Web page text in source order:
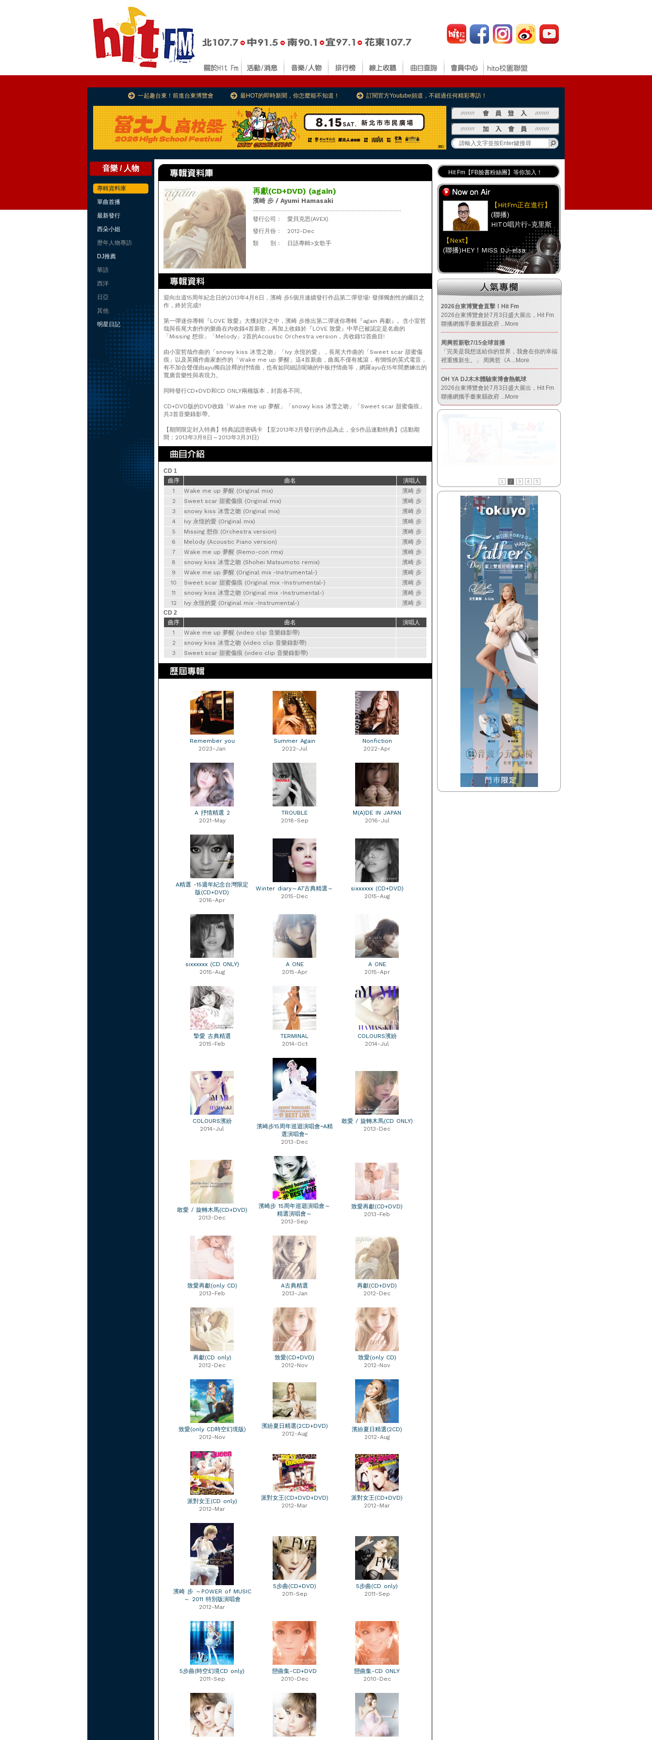
一起趣台東！前進台東博覽會 最HOT的即時新聞，你怎麼能不知道！ 訂閱官方Youtube頻道，不錯過任何精彩專訪！
音樂 / 人物
專輯資料庫
單曲首播
最新發行
西朵小姐
歷年人物專訪
DJ推薦
華語
西洋
日亞
其他
明星日記
再獻(CD+DVD) (again)
濱崎 步 / Ayumi Hamasaki
......................................................................................................
發行公司：
愛貝克思(AVEX)
發行月份：
2012-Dec
類 別：
日語專輯>女歌手
迎向出道15周年紀念日的2013年4月8日，濱崎 步5個月連續發行作品第二彈登場! 發揮獨創性的矚目之
作，終於完成!!
第一彈迷你專輯『LOVE 致愛』大獲好評之中，濱崎 步推出第二彈迷你專輯『again 再獻』。含小室哲
哉與長尾大創作的樂曲在內收錄4首新歌，再加上收錄於『LOVE 致愛』中早已被認定是名曲的
「Missing 想你」「Melody」2首的Acoustic Orchestra version，共收錄12首曲目!
由小室哲哉作曲的「snowy kiss 冰雪之吻」「Ivy 永恆的愛」，長尾大作曲的「Sweet scar 甜蜜傷
痕」以及英國作曲家創作的「Wake me up 夢醒」這4首新曲，曲風不僅有搖滾，有惆悵的英式電音，
有不加合聲僅由ayu獨自詮釋的抒情曲，也有如同細語呢喃的中板抒情曲等，網羅ayu在15年間磨練出的
寬廣音樂性與表現力。
同時發行CD+DVD和CD ONLY兩種版本，封面各不同。
CD+DVD版的DVD收錄「Wake me up 夢醒」「snowy kiss 冰雪之吻」「Sweet scar 甜蜜傷痕」
共3首音樂錄影帶。
【期間限定封入特典】特典認證密碼卡 【至2013年3月發行的作品為止，全5作品連動特典】(活動期
間：2013年3月8日～2013年3月31日)
CD 1
曲序
曲名
演唱人
1
Wake me up 夢醒 (Original mix)
濱崎 步
2
Sweet scar 甜蜜傷痕 (Original mix)
濱崎 步
3
snowy kiss 冰雪之吻 (Original mix)
濱崎 步
4
Ivy 永恆的愛 (Original mix)
濱崎 步
5
Missing 想你 (Orchestra version)
濱崎 步
6
Melody (Acoustic Piano version)
濱崎 步
7
Wake me up 夢醒 (Remo-con rmx)
濱崎 步
8
snowy kiss 冰雪之吻 (Shohei Matsumoto remix)
濱崎 步
9
Wake me up 夢醒 (Original mix -Instrumental-)
濱崎 步
10
Sweet scar 甜蜜傷痕 (Original mix -Instrumental-)
濱崎 步
11
snowy kiss 冰雪之吻 (Original mix -Instrumental-)
濱崎 步
12
Ivy 永恆的愛 (Original mix -Instrumental-)
濱崎 步
CD 2
曲序
曲名
演唱人
1
Wake me up 夢醒 (video clip 音樂錄影帶)
2
snowy kiss 冰雪之吻 (video clip 音樂錄影帶)
3
Sweet scar 甜蜜傷痕 (video clip 音樂錄影帶)
Remember you
2023-Jan
Summer Again
2022-Jul
Nonfiction
2022-Apr
A 抒情精選 2
2021-May
TROUBLE
2018-Sep
M(A)DE IN JAPAN
2016-Jul
A精選 -15週年紀念台灣限定
版(CD+DVD)
2016-Apr
Winter diary～A7古典精選～
2015-Dec
sixxxxxx (CD+DVD)
2015-Aug
sixxxxxx (CD ONLY)
2015-Aug
A ONE
2015-Apr
A ONE
2015-Apr
摯愛 古典精選
2015-Feb
TERMINAL
2014-Oct
COLOURS濱紛
2014-Jul
COLOURS濱紛
2014-Jul
濱崎步15周年巡迴演唱會~A精
選演唱會~
2013-Dec
敢愛 / 旋轉木馬(CD ONLY)
2013-Dec
敢愛 / 旋轉木馬(CD+DVD)
2013-Dec
濱崎步 15周年巡迴演唱會～
精選演唱會～
2013-Sep
致愛再獻(CD+DVD)
2013-Feb
致愛再獻(only CD)
2013-Feb
A古典精選
2013-Jan
再獻(CD+DVD)
2012-Dec
再獻(CD only)
2012-Dec
致愛(CD+DVD)
2012-Nov
致愛(only CD)
2012-Nov
致愛(only CD時空幻境版)
2012-Nov
濱紛夏日精選(2CD+DVD)
2012-Aug
濱紛夏日精選(2CD)
2012-Aug
派對女王(CD only)
2012-Mar
派對女王(CD+DVD+DVD)
2012-Mar
派對女王(CD+DVD)
2012-Mar
濱崎 步 ～POWER of MUSIC
～ 2011 特別版演唱會
2012-Mar
5步曲(CD+DVD)
2011-Sep
5步曲(CD only)
2011-Sep
5步曲(時空幻境CD only)
2011-Sep
戀曲集-CD+DVD
2010-Dec
戀曲集-CD ONLY
2010-Dec
Hit Fm【FB臉書粉絲團】等你加入！
最專業《DJ推薦》好音樂千萬別錯過！
好康報報 最新優惠訊息都在這！
Hit Fm的【IG】新鮮又好玩快加入！
【HitFm正在進行】
(聯播)
HITO唱片行-克里斯
【Next】
(聯播)HEY！MISS DJ-elsa
【HitFm正在進行】
(聯播)
HITO唱片行-克里斯
【Next】
(聯播)HEY！MISS DJ-elsa
【HitFm正在進行】
(聯播)
HITO唱片行-克里斯
【Next】
(聯播)HEY！MISS DJ-elsa
(聯播)HEY！MISS DJ-elsa
【HitFm正在進行】
(聯播)
HITO唱片行-克里斯
(聯播)HEY！MISS DJ-elsa
2026台東博覽會直擊！Hit Fm
2026台東博覽會於7月3日盛大展出，Hit Fm
聯播網攜手臺東縣政府 ...More
周興哲新歌7/15全球首播
「完美是我想送給你的世界，我會在你的幸福
裡重獲新生。」 周興哲《A ...More
OH YA DJ木木體驗東博會熱氣球
2026台東博覽會於7月3日盛大展出，Hit Fm
聯播網攜手臺東縣政府 ...More
1 2 3 4 5